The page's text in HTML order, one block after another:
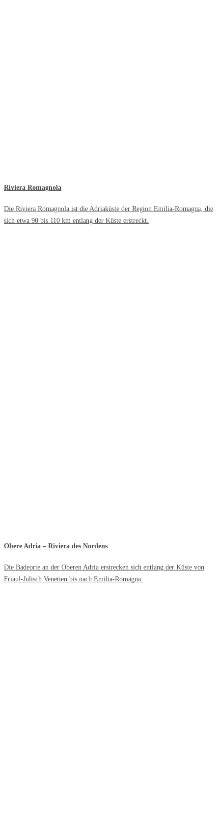
Riviera Romagnola
Die Riviera Romagnola ist die Adriaküste der Region Emilia-Romagna, die
sich etwa 90 bis 110 km entlang der Küste erstreckt.
Obere Adria – Riviera des Nordens
Die Badeorte an der Oberen Adria erstrecken sich entlang der Küste von
Friaul-Julisch Venetien bis nach Emilia-Romagna.